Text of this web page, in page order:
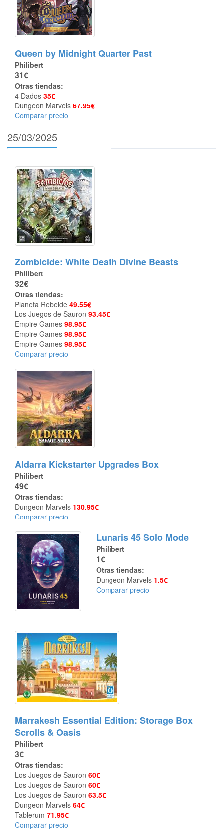
Queen by Midnight Quarter Past
Philibert
31€
Otras tiendas:
4 Dados 35€
Dungeon Marvels 67.95€
Comparar precio
25/03/2025
Zombicide: White Death Divine Beasts
Philibert
32€
Otras tiendas:
Planeta Rebelde 49.55€
Los Juegos de Sauron 93.45€
Empire Games 98.95€
Empire Games 98.95€
Empire Games 98.95€
Comparar precio
Aldarra Kickstarter Upgrades Box
Philibert
49€
Otras tiendas:
Dungeon Marvels 130.95€
Comparar precio
Lunaris 45 Solo Mode
Philibert
1€
Otras tiendas:
Dungeon Marvels 1.5€
Comparar precio
Marrakesh Essential Edition: Storage Box
Scrolls & Oasis
Philibert
3€
Otras tiendas:
Los Juegos de Sauron 60€
Los Juegos de Sauron 60€
Los Juegos de Sauron 63.5€
Dungeon Marvels 64€
Tablerum 71.95€
Comparar precio